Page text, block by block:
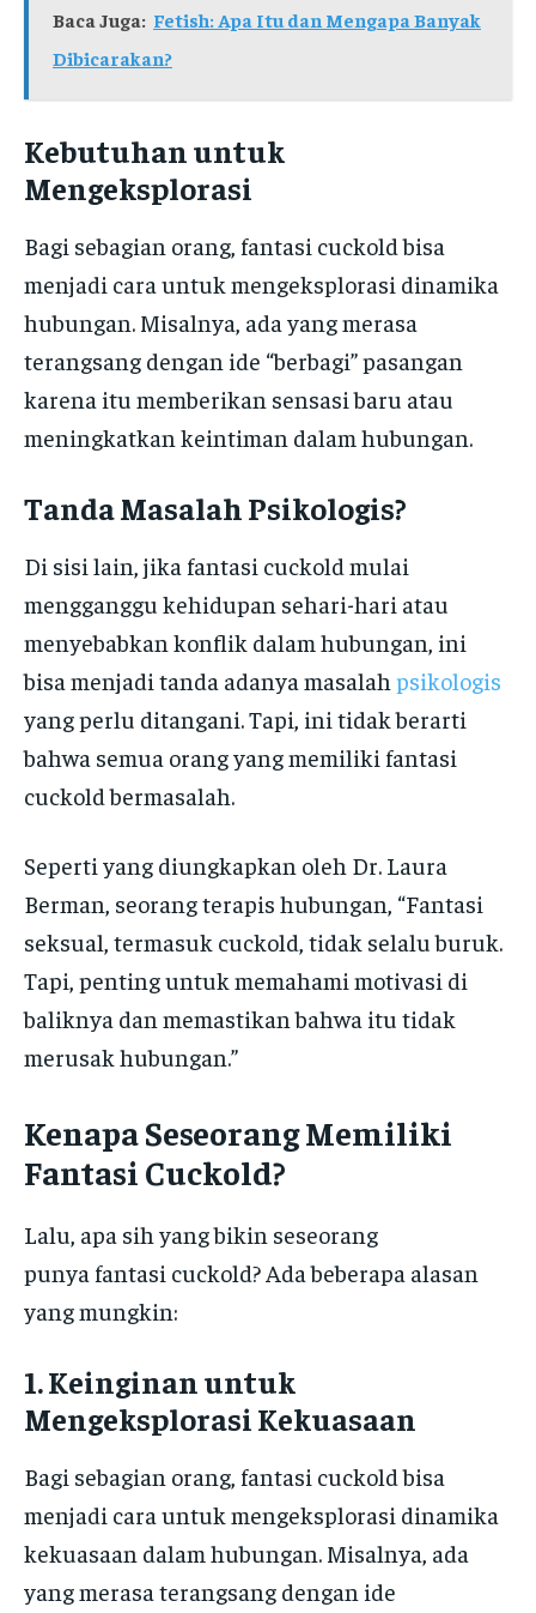
Baca Juga: Fetish: Apa Itu dan Mengapa Banyak
Dibicarakan?
Kebutuhan untuk
Mengeksplorasi
Bagi sebagian orang, fantasi cuckold bisa
menjadi cara untuk mengeksplorasi dinamika
hubungan. Misalnya, ada yang merasa
terangsang dengan ide “berbagi” pasangan
karena itu memberikan sensasi baru atau
meningkatkan keintiman dalam hubungan.
Tanda Masalah Psikologis?
Di sisi lain, jika fantasi cuckold mulai
mengganggu kehidupan sehari-hari atau
menyebabkan konflik dalam hubungan, ini
bisa menjadi tanda adanya masalah psikologis
yang perlu ditangani. Tapi, ini tidak berarti
bahwa semua orang yang memiliki fantasi
cuckold bermasalah.
Seperti yang diungkapkan oleh Dr. Laura
Berman, seorang terapis hubungan, “Fantasi
seksual, termasuk cuckold, tidak selalu buruk.
Tapi, penting untuk memahami motivasi di
baliknya dan memastikan bahwa itu tidak
merusak hubungan.”
Kenapa Seseorang Memiliki
Fantasi Cuckold?
Lalu, apa sih yang bikin seseorang
punya fantasi cuckold? Ada beberapa alasan
yang mungkin:
1. Keinginan untuk
Mengeksplorasi Kekuasaan
Bagi sebagian orang, fantasi cuckold bisa
menjadi cara untuk mengeksplorasi dinamika
kekuasaan dalam hubungan. Misalnya, ada
yang merasa terangsang dengan ide